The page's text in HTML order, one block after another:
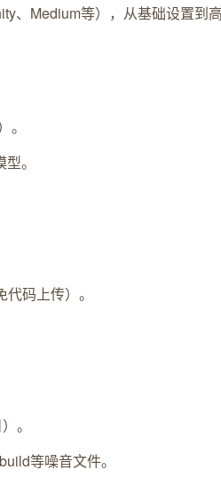
、Medium等），从基础设置到
。
码上传）。
。
等噪音文件。